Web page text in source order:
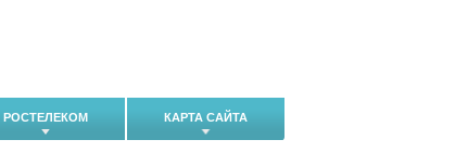
РОСТЕЛЕКОМ КАРТА САЙТА